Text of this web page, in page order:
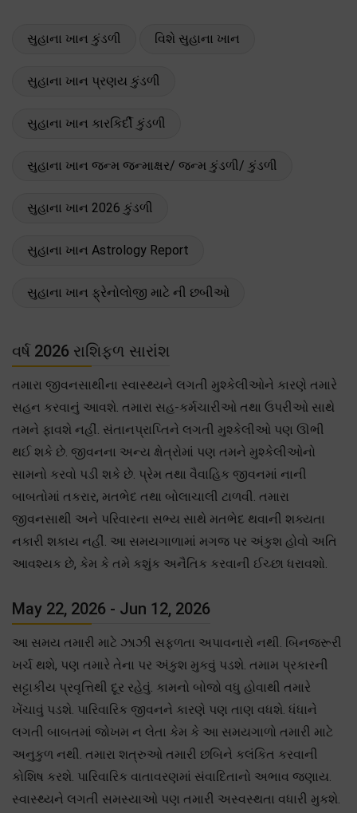
સુહાના ખાન કુંડળી વિશે સુહાના ખાન
સુહાના ખાન પ્રણય કુંડળી
સુહાના ખાન કારકિર્દી કુંડળી
સુહાના ખાન જન્મ જન્માક્ષર/ જન્મ કુંડળી/ કુંડળી
સુહાના ખાન 2026 કુંડળી
સુહાના ખાન Astrology Report
સુહાના ખાન ફ્રેનોલોજી માટે ની છબીઓ
વર્ષ 2026 રાશિફળ સારાંશ
તમારા જીવનસાથીના સ્વાસ્થ્યને લગતી મુશ્કેલીઓને કારણે તમારે
સહન કરવાનું આવશે. તમારા સહ-કર્મચારીઓ તથા ઉપરીઓ સાથે
તમને ફાવશે નહીં. સંતાનપ્રાપ્તિને લગતી મુશ્કેલીઓ પણ ઊભી
થઈ શકે છે. જીવનના અન્ય ક્ષેત્રોમાં પણ તમને મુશ્કેલીઓનો
સામનો કરવો પડી શકે છે. પ્રેમ તથા વૈવાહિક જીવનમાં નાની
બાબતોમાં તકરાર, મતભેદ તથા બોલાચાલી ટાળવી. તમારા
જીવનસાથી અને પરિવારના સભ્ય સાથે મતભેદ થવાની શક્યતા
નકારી શકાય નહીં. આ સમયગાળામાં મગજ પર અંકુશ હોવો અતિ
આવશ્યક છે, કેમ કે તમે કશુંક અનૈતિક કરવાની ઈચ્છા ધરાવશો.
May 22, 2026 - Jun 12, 2026
આ સમય તમારી માટે ઝાઝી સફળતા અપાવનારો નથી. બિનજરૂરી
ખર્ચ થશે, પણ તમારે તેના પર અંકુશ મુકવું પડશે. તમામ પ્રકારની
સટ્ટાકીય પ્રવૃત્તિથી દૂર રહેવું. કામનો બોજો વધુ હોવાથી તમારે
ખેંચાવું પડશે. પારિવારિક જીવનને કારણે પણ તાણ વધશે. ધંધાને
લગતી બાબતમાં જોખમ ન લેતા કેમ કે આ સમયગાળો તમારી માટે
અનુકુળ નથી. તમારા શત્રુઓ તમારી છબિને કલંકિત કરવાની
કોશિષ કરશે. પારિવારિક વાતાવરણમાં સંવાદિતાનો અભાવ જણાય.
સ્વાસ્થ્યને લગતી સમસ્યાઓ પણ તમારી અસ્વસ્થતા વધારી મુકશે.